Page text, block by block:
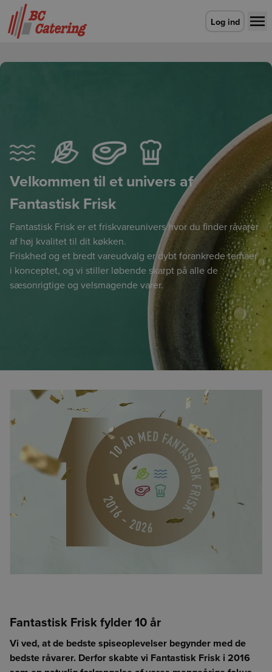
Gå til forsiden
Log ind
Vælg leveringsdag
Velkommen til et univers af
Fantastisk Frisk
Fantastisk Frisk er et friskvareunivers hvor du finder råvarer
af høj kvalitet til dit køkken.
Friskhed og et bredt vareudvalg er dybt forankrede temaer
i konceptet, og vi stiller løbende skarpt på alle de
sæsonrigtige og velsmagende varer.
Fantastisk Frisk fylder 10 år
Vi ved, at de bedste spiseoplevelser begynder med de
bedste råvarer. Derfor skabte vi Fantastisk Frisk i 2016
Video med afskrift
Din session er udløbet. Log ind igen for at fortsætte med at
Værdien angiver, hvor mange kilo CO2/kuldioxid, der er
Vælg leveringsdag
Enhed findes ikke
Det er ikke længere muligt at lægge varen i kurven med
enheden null. Genindlæs siden for at fortsætte.
Vælg afdeling for at fortsætte
For at vise indholdet på siden skal du vælge en afdeling
Forrige Næste